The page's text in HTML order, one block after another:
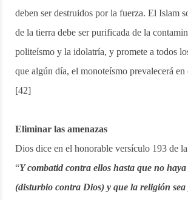
deben ser destruidos por la fuerza. El Islam
de la tierra debe ser purificada de la
politeísmo y la idolatría, y promete a todos
que algún día, el monoteísmo prevalecerá en
[42]
Eliminar las amenazas
Dios dice en el honorable versículo 193 de
“Y combatid contra ellos hasta que no
(disturbio contra Dios) y que la religión